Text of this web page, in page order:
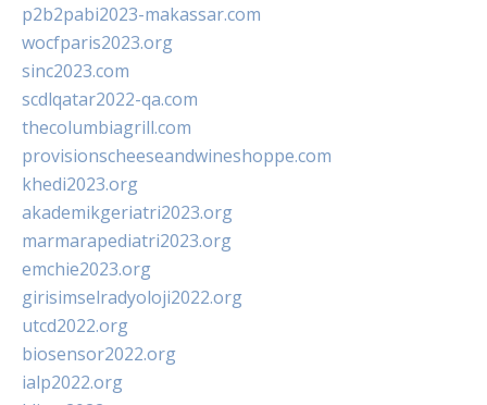
p2b2pabi2023-makassar.com
wocfparis2023.org
sinc2023.com
scdlqatar2022-qa.com
thecolumbiagrill.com
provisionscheeseandwineshoppe.com
khedi2023.org
akademikgeriatri2023.org
marmarapediatri2023.org
emchie2023.org
girisimselradyoloji2022.org
utcd2022.org
biosensor2022.org
ialp2022.org